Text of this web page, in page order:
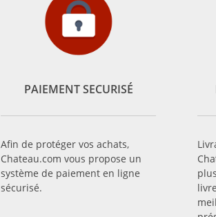
PAIEMENT SECURISÉ
Afin de protéger vos achats,
Chateau.com vous propose un
système de paiement en ligne
sécurisé.